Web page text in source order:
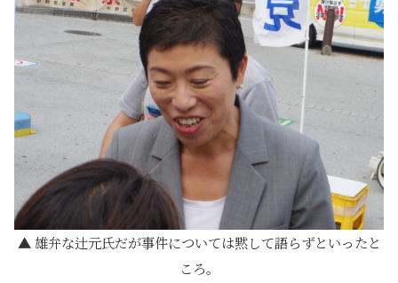
雄弁な辻元氏だが事件については黙して語らずといったと
ころ。